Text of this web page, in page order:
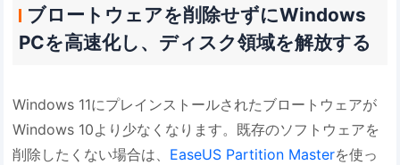
ブロートウェアを削除せずにWindows
PCを高速化し、ディスク領域を解放する
Windows 11にプレインストールされたブロートウェアが
Windows 10より少なくなります。既存のソフトウェアを
削除したくない場合は、 EaseUS Partition Masterを使っ